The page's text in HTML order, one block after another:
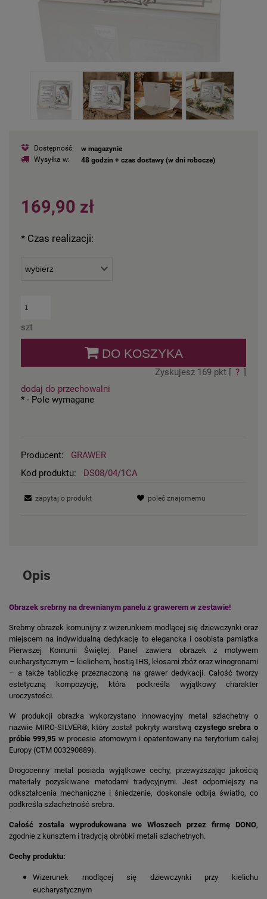
Dostępność:
w magazynie
Wysyłka w:
48 godzin + czas dostawy (w dni robocze)
169,90 zł
* Czas realizacji:
szt
DO KOSZYKA
Zyskujesz 169 pkt [ ? ]
dodaj do przechowalni
* - Pole wymagane
Producent:
GRAWER
Kod produktu:
DS08/04/1CA
zapytaj o produkt poleć znajomemu
Opis
Obrazek srebrny na drewnianym panelu z grawerem w zestawie!
Srebrny obrazek komunijny z wizerunkiem modlącej się dziewczynki oraz
miejscem na indywidualną dedykację to elegancka i osobista pamiątka
Pierwszej Komunii Świętej. Panel zawiera obrazek z motywem
eucharystycznym – kielichem, hostią IHS, kłosami zbóż oraz winogronami
– a także tabliczkę przeznaczoną na grawer dedykacji. Całość tworzy
estetyczną kompozycję, która podkreśla wyjątkowy charakter
uroczystości.
W produkcji obrazka wykorzystano innowacyjny metal szlachetny o
nazwie MIRO-SILVER®, który został pokryty warstwą czystego srebra o
próbie 999,95 w procesie atomowym i opatentowany na terytorium całej
Europy (CTM 003290889).
Drogocenny metal posiada wyjątkowe cechy, przewyższając jakością
materiały pozyskiwane metodami tradycyjnymi. Jest odporniejszy na
odkształcenia mechaniczne i śniedzenie, doskonale odbija światło, co
podkreśla szlachetność srebra.
Całość została wyprodukowana we Włoszech przez firmę DONO,
zgodnie z kunsztem i tradycją obróbki metali szlachetnych.
Cechy produktu:
Wizerunek modlącej się dziewczynki przy kielichu
eucharystycznym